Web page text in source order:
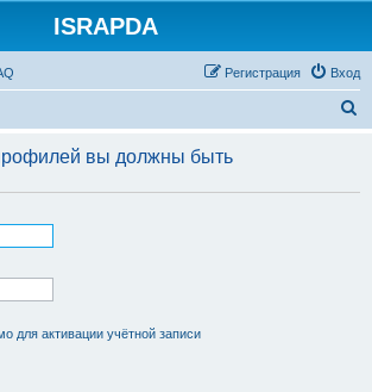
ISRAPDA
Вход
Регистрация
с
вы должны быть
для активации учётной записи